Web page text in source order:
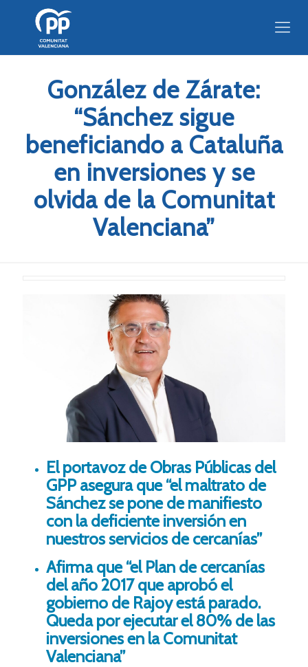
González de Zárate:
“Sánchez sigue
beneficiando a Cataluña
en inversiones y se
olvida de la Comunitat
Valenciana”
El portavoz de Obras Públicas del
GPP asegura que “el maltrato de
Sánchez se pone de manifiesto
con la deficiente inversión en
nuestros servicios de cercanías”
Afirma que “el Plan de cercanías
del año 2017 que aprobó el
gobierno de Rajoy está parado.
Queda por ejecutar el 80% de las
inversiones en la Comunitat
Valenciana”